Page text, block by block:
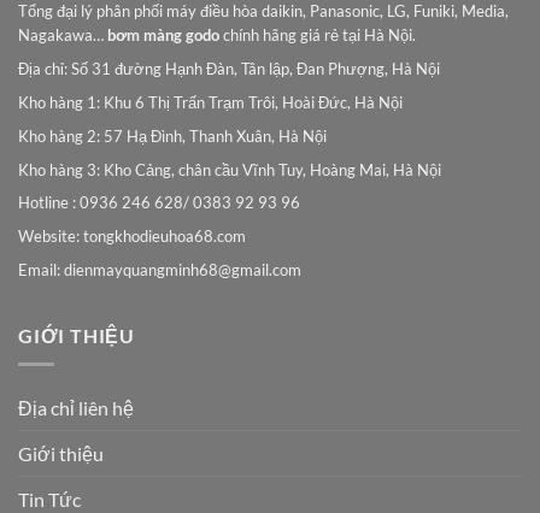
Tổng đại lý phân phối máy điều hòa daikin, Panasonic, LG, Funiki, Media,
Nagakawa… bơm màng godochính hãng giá rẻ tại Hà Nội.
Địa chỉ: Số 31 đường Hạnh Đàn, Tân lập, Đan Phượng, Hà Nội
Kho hàng 1: Khu 6 Thị Trấn Trạm Trôi, Hoài Đức, Hà Nội
Kho hàng 2: 57 Hạ Đình, Thanh Xuân, Hà Nội
Kho hàng 3: Kho Cảng, chân cầu Vĩnh Tuy, Hoàng Mai, Hà Nội
Hotline : 0936 246 628/ 0383 92 93 96
Website: tongkhodieuhoa68.com
Email:dienmayquangminh68@gmail.com
GIỚI THIỆU
Địa chỉ liên hệ
Giới thiệu
Tin Tức